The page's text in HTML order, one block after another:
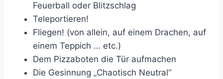
Feuerball oder Blitzschlag
Teleportieren!
Fliegen! (von allein, auf einem Drachen, auf
einem Teppich … etc.)
Dem Pizzaboten die Tür aufmachen
Die Gesinnung „Chaotisch Neutral“